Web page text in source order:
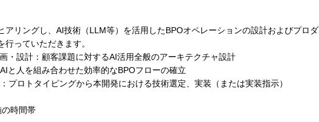
アリングし、AI技術（LLM等）を活用したBPOオペレーションの設計およびプロダ
っていただきます。
・設計：顧客課題に対するAI活用全般のアーキテクチャ設計
と人を組み合わせた効率的なBPOフローの確立
プロトタイピングから本開発における技術選定、実装（または実装指示）
の時間帯